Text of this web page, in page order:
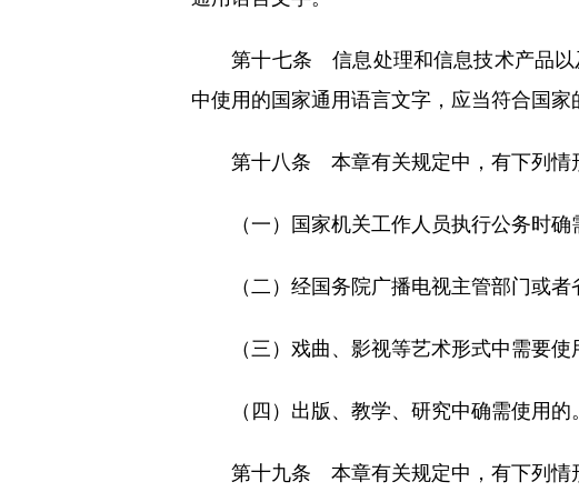
第十七条 信息处理和信息技术产品以及
中使用的国家通用语言文字，应当符合国家
第十八条 本章有关规定中，有下列情形
（一）国家机关工作人员执行公务时确
（二）经国务院广播电视主管部门或者
（三）戏曲、影视等艺术形式中需要使
（四）出版、教学、研究中确需使用的
第十九条 本章有关规定中，有下列情形